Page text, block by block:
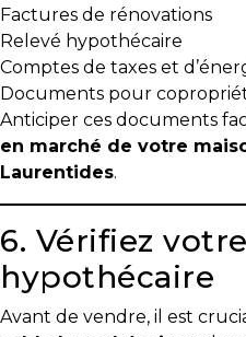
Factures de rénovations
Relevé hypothécaire
Comptes de taxes et
Documents pour
Anticiper ces documents
en marché de votre
Laurentides.
6. Vérifiez
hypothécaire
Avant de vendre, il est